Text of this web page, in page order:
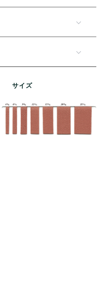
サイズ